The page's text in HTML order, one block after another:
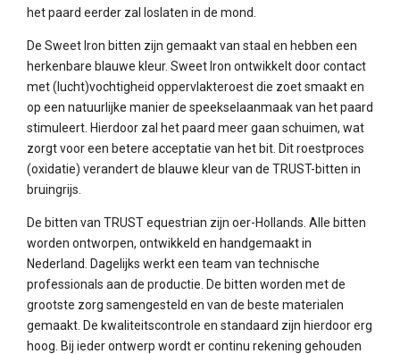
het paard eerder zal loslaten in de mond.
De Sweet Iron bitten zijn gemaakt van staal en hebben een
herkenbare blauwe kleur. Sweet Iron ontwikkelt door contact
met (lucht)vochtigheid oppervlakteroest die zoet smaakt en
op een natuurlijke manier de speekselaanmaak van het paard
stimuleert. Hierdoor zal het paard meer gaan schuimen, wat
zorgt voor een betere acceptatie van het bit. Dit roestproces
(oxidatie) verandert de blauwe kleur van de TRUST-bitten in
bruingrijs.
De bitten van TRUST equestrian zijn oer-Hollands. Alle bitten
worden ontworpen, ontwikkeld en handgemaakt in
Nederland. Dagelijks werkt een team van technische
professionals aan de productie. De bitten worden met de
grootste zorg samengesteld en van de beste materialen
gemaakt. De kwaliteitscontrole en standaard zijn hierdoor erg
hoog. Bij ieder ontwerp wordt er continu rekening gehouden